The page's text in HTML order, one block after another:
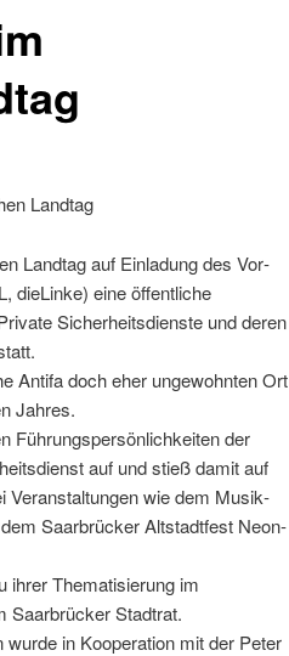
Landtag
Land­tag auf Ein­ladung des Vor­
dieLinke) eine öffentliche
Sicher­heits­di­en­ste und deren
Antifa doch eher unge­wohn­ten Ort
Jahres.
Führungsper­sön­lichkeit­en der
auf und stieß damit auf
Ver­anstal­tun­gen wie dem Musik­
Saar­brück­er Alt­stadt­fest Neon­
ihrer The­ma­tisierung im
Saar­brück­er Stadtrat.
in Koop­er­a­tion mit der Peter